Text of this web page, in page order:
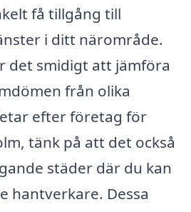
få tillgång till
i ditt närområde.
det smidigt att jämföra
från olika
efter företag för
tänk på att det också
städer där du kan
hantverkare. Dessa